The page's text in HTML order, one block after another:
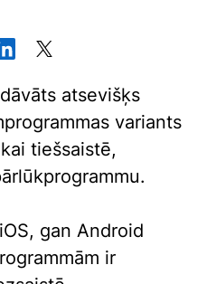
atsevišķs
variants
tiešsaistē,
gan Android
ir